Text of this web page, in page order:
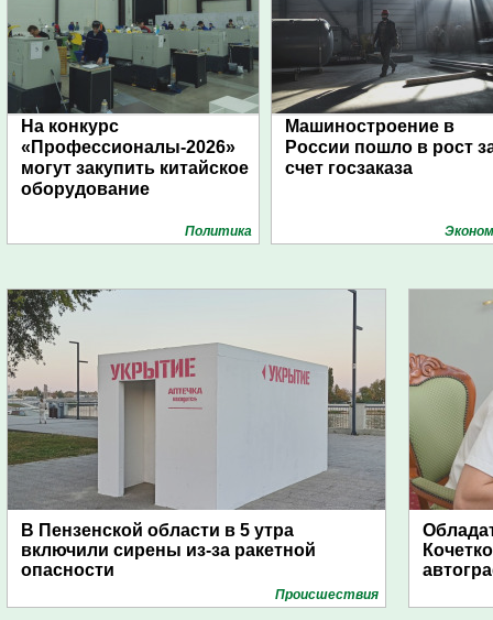
На конкурс
«Профессионалы-2026»
могут закупить китайское
оборудование
Политика
Машиностроение в
России пошло в рост
счет госзаказа
В Пензенской области в 5 утра
включили сирены из-за ракетной
опасности
Проиcшествия